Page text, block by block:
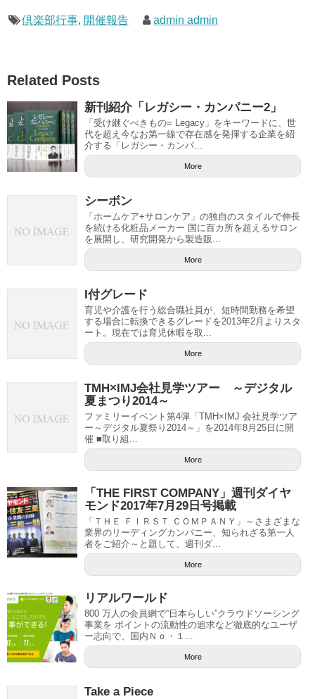
倶楽部行事, 開催報告 admin admin
Related Posts
新刊紹介「レガシー・カンパニー2」
「受け継ぐべきもの= Legacy」をキーワードに、世
代を超え今なお第一線で存在感を発揮する企業を紹
介する「レガシー・カンパ...
More
シーボン
「ホームケア+サロンケア」の独自のスタイルで伸長
を続ける化粧品メーカー 国に百カ所を超えるサロン
を展開し、研究開発から製造販...
More
I付グレード
育児や介護を行う総合職社員が、短時間勤務を希望
する場合に転換できるグレードを2013年2月よりスタ
ート。現在では育児休暇を取...
More
TMH×IMJ会社見学ツアー ～デジタル
夏まつり2014～
ファミリーイベント第4弾「TMH×IMJ 会社見学ツア
ー～デジタル夏祭り2014～」を2014年8月25日に開
催 ■取り組...
More
「THE FIRST COMPANY」週刊ダイヤ
モンド2017年7月29日号掲載
「ＴＨＥ ＦＩＲＳＴ ＣＯＭＰＡＮＹ」～さまざまな
業界のリーディングカンパニー、知られざる第一人
者をご紹介～と題して、週刊ダ...
More
リアルワールド
800 万人の会員網で“日本らしい”クラウドソーシング
事業を ポイントの流動性の追求など徹底的なユーザ
ー志向で、国内Ｎｏ・１...
More
Take a Piece